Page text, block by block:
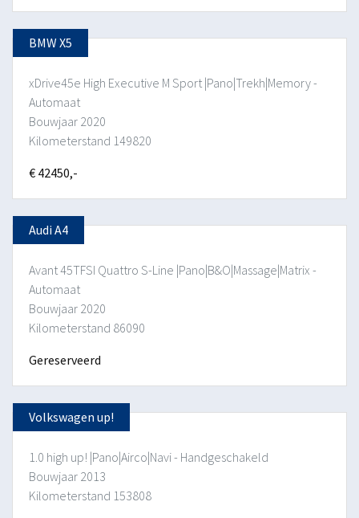
BMW X5
xDrive45e High Executive M Sport |Pano|Trekh|Memory -
Automaat
Bouwjaar 2020
Kilometerstand 149820
€ 42450,-
Audi A4
Avant 45TFSI Quattro S-Line |Pano|B&O|Massage|Matrix -
Automaat
Bouwjaar 2020
Kilometerstand 86090
Gereserveerd
Volkswagen up!
1.0 high up! |Pano|Airco|Navi - Handgeschakeld
Bouwjaar 2013
Kilometerstand 153808